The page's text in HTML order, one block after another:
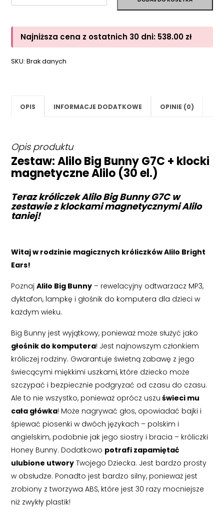
Najniższa cena z ostatnich 30 dni: 538.00 zł
SKU: Brak danych
OPIS INFORMACJE DODATKOWE OPINIE (0)
Opis produktu
Zestaw: Alilo Big Bunny G7C + klocki
magnetyczne Alilo (30 el.)
Teraz króliczek Alilo Big Bunny G7C w
zestawie z klockami magnetycznymi Alilo
taniej!
Witaj w rodzinie magicznych króliczków Alilo Bright
Ears!
Poznaj Alilo Big Bunny – rewelacyjny odtwarzacz MP3,
dyktafon, lampkę i głośnik do komputera dla dzieci w
każdym wieku.
Big Bunny jest wyjątkowy, ponieważ może służyć jako
głośnik do komputera! Jest najnowszym członkiem
króliczej rodziny. Gwarantuje świetną zabawę z jego
świecącymi miękkimi uszkami, które dziecko może
szczypać i bezpiecznie podgryzać od czasu do czasu.
Ale to nie wszystko, ponieważ oprócz uszu świeci mu
cała główka! Może nagrywać głos, opowiadać bajki i
śpiewać piosenki w dwóch językach – polskim i
angielskim, podobnie jak jego siostry i bracia – króliczki
Honey Bunny. Dodatkowo potrafi zapamiętać
ulubione utwory Twojego Dziecka. Jest bardzo prosty
w obsłudze. Ponadto jest bardzo silny, ponieważ jest
zrobiony z tworzywa ABS, które jest 30 razy mocniejsze
niż zwykły plastik!